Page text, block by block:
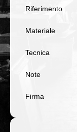
Riferimento
Materiale
Tecnica
Note
Firma